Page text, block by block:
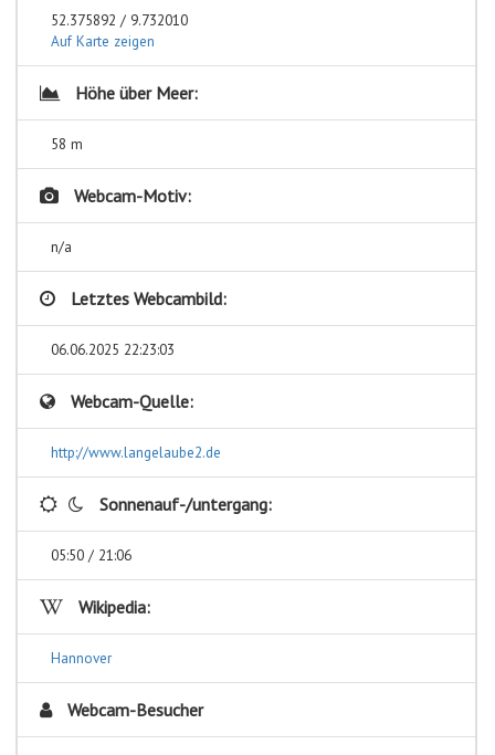
52.375892 / 9.732010
Auf Karte zeigen
Höhe über Meer:
58 m
Webcam-Motiv:
n/a
Letztes Webcambild:
06.06.2025 22:23:03
Webcam-Quelle:
http://www.langelaube2.de
Sonnenauf-/untergang:
05:50 / 21:06
Wikipedia:
Hannover
Webcam-Besucher